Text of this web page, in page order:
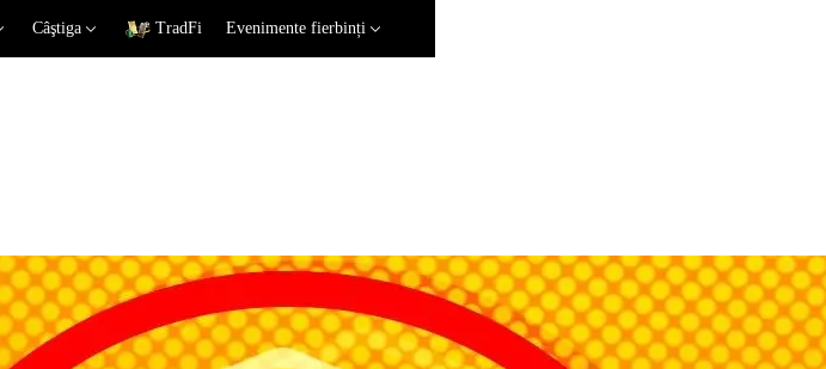
Câştiga TradFi Evenimente fierbinți